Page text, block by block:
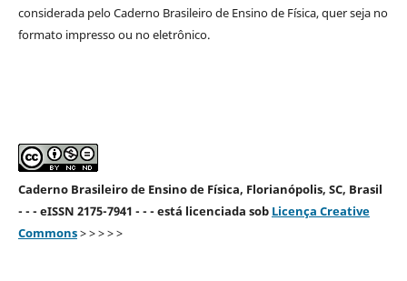
considerada pelo Caderno Brasileiro de Ensino de Física, quer seja no
formato impresso ou no eletrônico.
Caderno Brasileiro de Ensino de Física, Florianópolis, SC, Brasil
- - - eISSN 2175-7941 - - - está licenciada sob Licença Creative
Commons> > > > >